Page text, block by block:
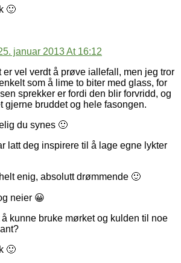
🙂
januar 2013 At 16:12
er vel verdt å prøve iallefall, men jeg tror
som å lime to biter med glass, for
sprekker er fordi den blir forvridd, og
gjerne bruddet og hele fasongen.
du synes 🙂
latt deg inspirere til å lage egne lykter
enig, absolutt drømmende 🙂
neier 😀
kunne bruke mørket og kulden til noe
🙂